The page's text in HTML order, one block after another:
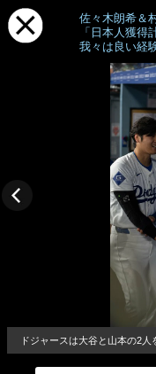
佐々木朗希＆
「日本人獲
我々は良い経
ドジャースは大谷と山本の2